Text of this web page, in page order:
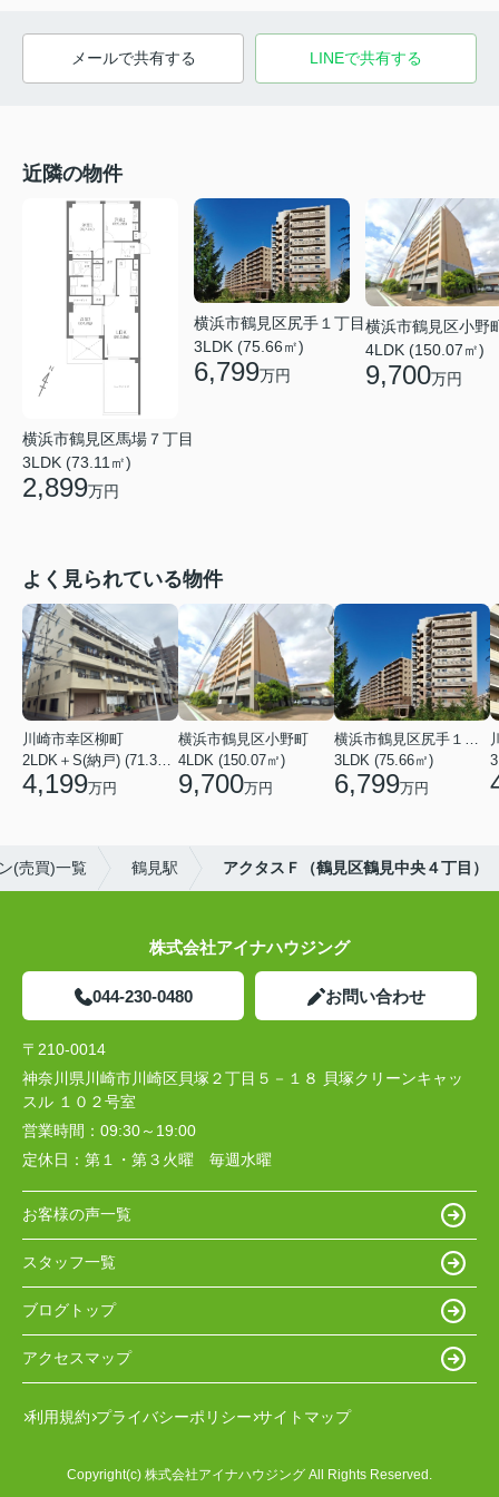
メールで共有する LINEで共有する
近隣の物件
横浜市鶴見区馬場７丁目
3LDK (73.11㎡)
2,899万円
横浜市鶴見区尻手１丁目
3LDK (75.66㎡)
6,799万円
横浜市鶴見区小野
4LDK (150.07㎡)
9,700万円
よく見られている物件
川崎市幸区柳町
4,199万円
横浜市鶴見区小野町
4LDK (150.07㎡)
9,700万円
3LDK (75.66㎡)
6,799万円
(売買)一覧 鶴見駅 アクタスＦ（鶴見区鶴見中央４丁目）
株式会社アイナハウジング
044-230-0480 お問い合わせ
〒210-0014
神奈川県川崎市川崎区貝塚２丁目５－１８ 貝塚クリーンキャッ
スル １０２号室
営業時間： 09:30～19:00
定休日： 第１・第３火曜 毎週水曜
お客様の声一覧
スタッフ一覧
ブログトップ
アクセスマップ
利用規約 プライバシーポリシー サイトマップ
Copyright(c) 株式会社アイナハウジング All Rights Reserved.